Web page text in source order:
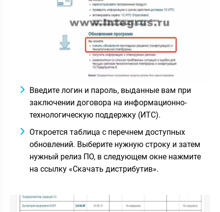
Введите логин и пароль, выданные вам при
заключении договора на информационно-
технологическую поддержку (ИТС).
Откроется таблица с перечнем доступных
обновлений. Выберите нужную строку и затем
нужный релиз ПО, в следующем окне нажмите
на ссылку «Скачать дистрибутив».